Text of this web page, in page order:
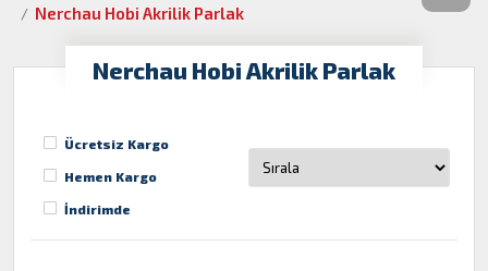
Nerchau Hobi Akrilik Parlak
Nerchau Hobi Akrilik Parlak
Ücretsiz Kargo
Hemen Kargo
İndirimde